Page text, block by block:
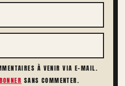
À VENIR VIA E-MAIL.
SANS COMMENTER.